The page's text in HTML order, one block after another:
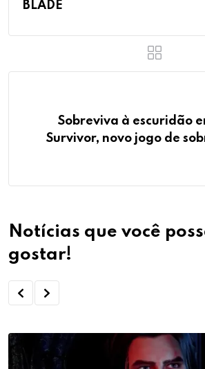
BLADE
Sobreviva à escuridão
Survivor, novo jogo de
Notícias que você
gostar!